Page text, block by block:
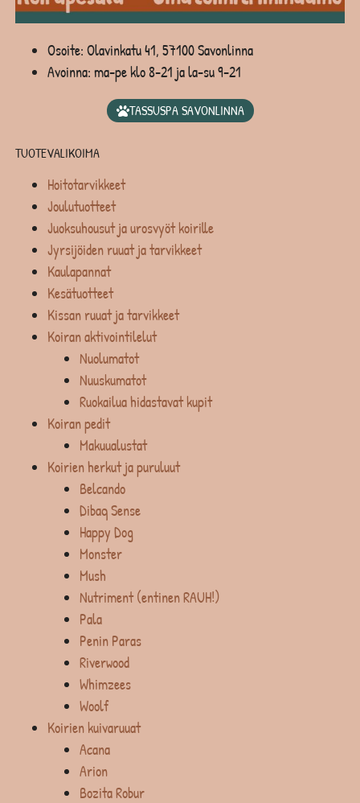
Osoite: Olavinkatu 41, 57100 Savonlinna
Avoinna: ma-pe klo 8-21 ja la-su 9-21
TASSUSPA SAVONLINNA
TUOTEVALIKOIMA
Hoitotarvikkeet
Joulutuotteet
Juoksuhousut ja urosvyöt koirille
Jyrsijöiden ruuat ja tarvikkeet
Kaulapannat
Kesätuotteet
Kissan ruuat ja tarvikkeet
Koiran aktivointilelut
Nuolumatot
Nuuskumatot
Ruokailua hidastavat kupit
Koiran pedit
Makuualustat
Koirien herkut ja puruluut
Belcando
Dibaq Sense
Happy Dog
Monster
Mush
Nutriment (entinen RAUH!)
Pala
Penin Paras
Riverwood
Whimzees
Woolf
Koirien kuivaruuat
Acana
Arion
Bozita Robur